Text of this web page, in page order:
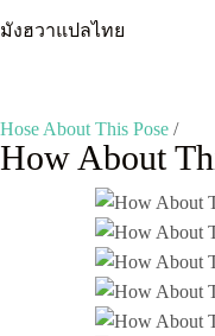
to
มังฮวาแปลไทย
Hose About This Pose /
How About